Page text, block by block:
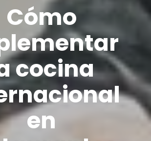
Cómo
cocina
en